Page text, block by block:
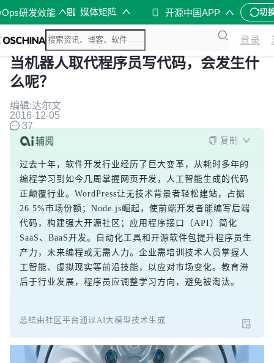
研发效能 媒体矩阵 开源中国APP 切
登录
当机器人取代程序员写代码，会发生什
么呢？
编辑:达尔文
2016-12-05
37
复制
过去十年，软件开发行业经历了巨大变革，从耗时多年的
编程学习到如今几周掌握网页开发，人工智能生成的代码
正颠覆行业。WordPress让无技术背景者轻松建站，占据
26.5%市场份额；Node.js崛起，使前端开发者能编写后端
代码，构建强大开源社区；应用程序接口（API）简化
SaaS、BaaS开发。自动化工具和开源软件包提升程序员生
产力，未来编程或无需人力。企业需培训技术人员掌握人
工智能、虚拟现实等前沿技能，以应对市场变化。教育滞
后于行业发展，程序员应调整学习方向，避免被淘汰。
总结由社区平台通过AI大模型技术生成